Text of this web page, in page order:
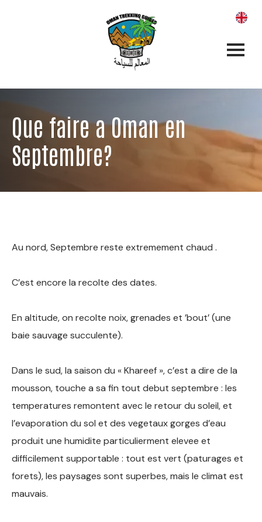
Que faire a Oman en
Septembre?
Au nord, Septembre reste extremement chaud .
C’est encore la recolte des dates.
En altitude, on recolte noix, grenades et ’bout’ (une
baie sauvage succulente).
Dans le sud, la saison du « Khareef », c’est a dire de la
mousson, touche a sa fin tout debut septembre : les
temperatures remontent avec le retour du soleil, et
l’evaporation du sol et des vegetaux gorges d’eau
produit une humidite particulierment elevee et
difficilement supportable : tout est vert (paturages et
forets), les paysages sont superbes, mais le climat est
mauvais.